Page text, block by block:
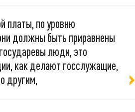
платы, по уровню
должны быть приравнены
люди, это
как делают госслужащие,
другим,